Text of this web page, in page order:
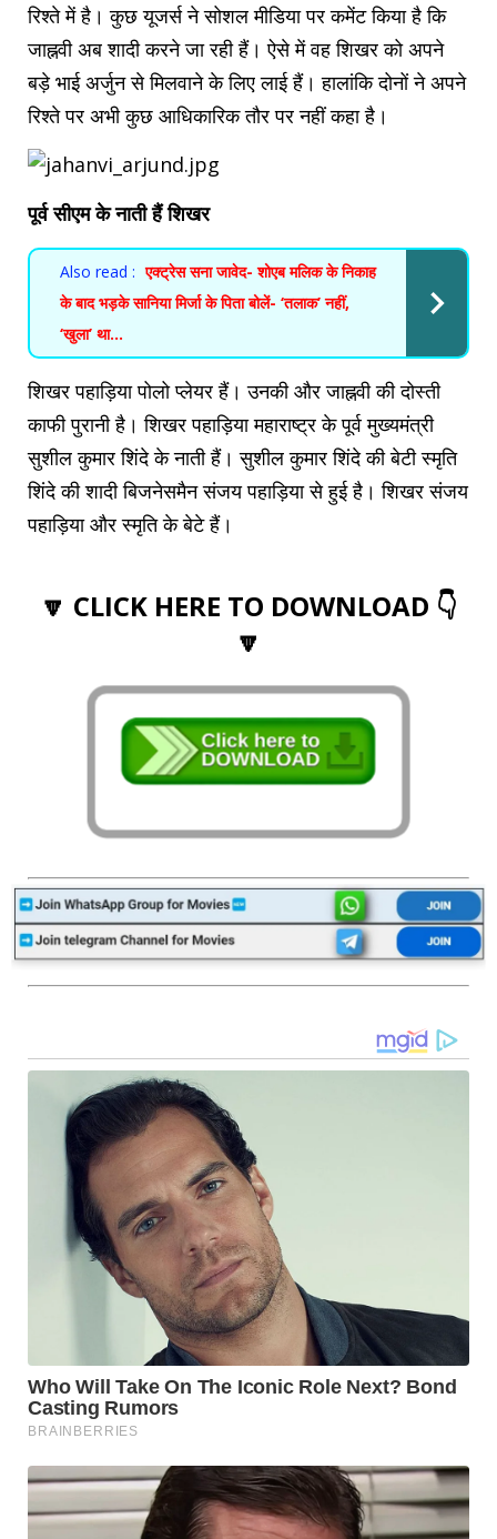
रिश्ते में है। कुछ यूजर्स ने सोशल मीडिया पर कमेंट किया है कि
जाह्नवी अब शादी करने जा रही हैं। ऐसे में वह शिखर को अपने
बड़े भाई अर्जुन से मिलवाने के लिए लाई हैं। हालांकि दोनों ने अपने
रिश्ते पर अभी कुछ आधिकारिक तौर पर नहीं कहा है।
पूर्व सीएम के नाती हैं शिखर
Also read : एक्ट्रेस सना जावेद- शोएब मलिक के निकाह
के बाद भड़के सानिया मिर्जा के पिता बोलें- ‘तलाक’ नहीं,
‘खुला’ था…
शिखर पहाड़िया पोलो प्लेयर हैं। उनकी और जाह्नवी की दोस्ती
काफी पुरानी है। शिखर पहाड़िया महाराष्ट्र के पूर्व मुख्यमंत्री
सुशील कुमार शिंदे के नाती हैं। सुशील कुमार शिंदे की बेटी स्मृति
शिंदे की शादी बिजनेसमैन संजय पहाड़िया से हुई है। शिखर संजय
पहाड़िया और स्मृति के बेटे हैं।
🔽 CLICK HERE TO DOWNLOAD 👇
🔽